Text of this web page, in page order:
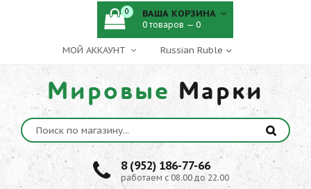
МОЙ АККАУНТ
Мировые Марки
8 (952) 186-77-66
работаем с 08.00 до 22.00
0 ВАША КОРЗИНА
0 товаров — 0